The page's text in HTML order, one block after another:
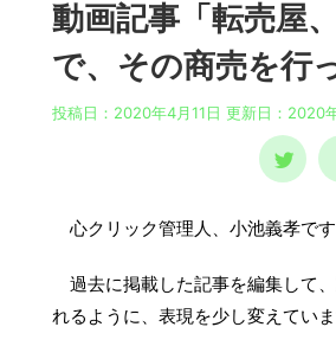
動画記事「転売屋
で、その商売を行
投稿日：2020年4月11日 更新日： 2020
心クリック管理人、小池義孝です
過去に掲載した記事を編集して
れるように、表現を少し変えていま